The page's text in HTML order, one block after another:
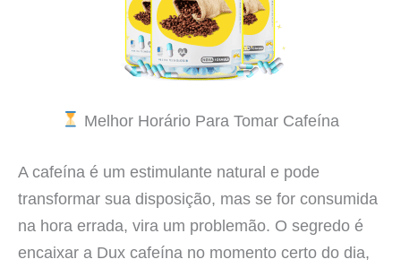
Melhor Horário Para Tomar Cafeína
A cafeína é um estimulante natural e pode
transformar sua disposição, mas se for consumida
na hora errada, vira um problemão. O segredo é
encaixar a Dux cafeína no momento certo do dia,